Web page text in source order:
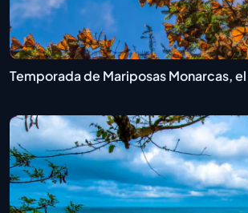
Temporada de Mariposas Monarcas,